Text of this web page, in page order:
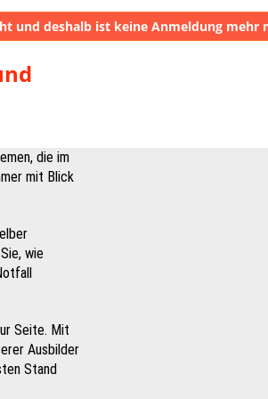
und deshalb ist keine Anmeldung mehr
die im
mit Blick
wie
Seite. Mit
Ausbilder
Stand